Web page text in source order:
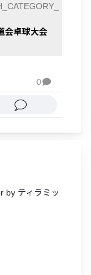
会卓球大会
0
by ティラミッ